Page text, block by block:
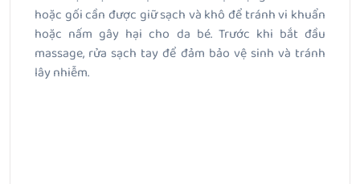
hoặc gối cần được giữ sạch và khô để tránh vi khuẩn
hoặc nấm gây hại cho da bé. Trước khi bắt đầu
massage, rửa sạch tay để đảm bảo vệ sinh và tránh
lây nhiễm.